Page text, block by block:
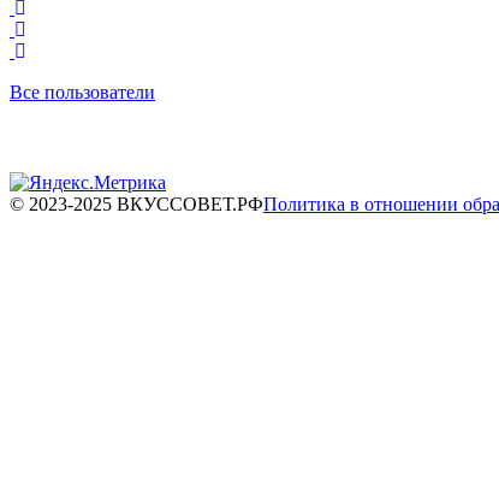
Все пользователи
© 2023-2025 ВКУССОВЕТ.РФПолитика в отношении